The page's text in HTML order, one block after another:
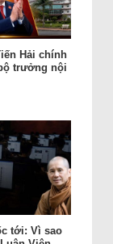
Hải chính
trưởng nội
tới: Vì sao